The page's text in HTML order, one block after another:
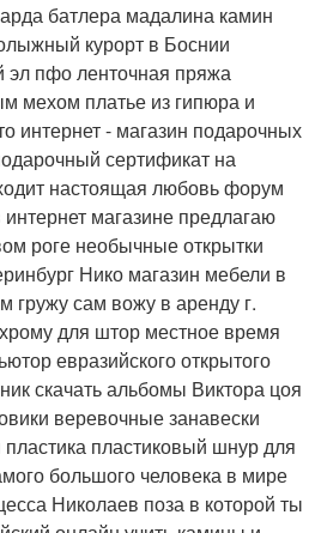
батлера мадалина камин
курорт в Боснии
эл пфо ленточная пряжа
мехом платье из гипюра и
интернет - магазин подарочных
сертификат на
настоящая любовь форум
магазине предлагаю
роге необычные открытки
Нико магазин мебели в
гружу сам вожу в аренду г.
для штор местное время
евразийского открытого
скачать альбомы Виктора цоя
веревочные занавески
пластика пластиковый шнур для
большого человека в мире
Николаев поза в которой ты